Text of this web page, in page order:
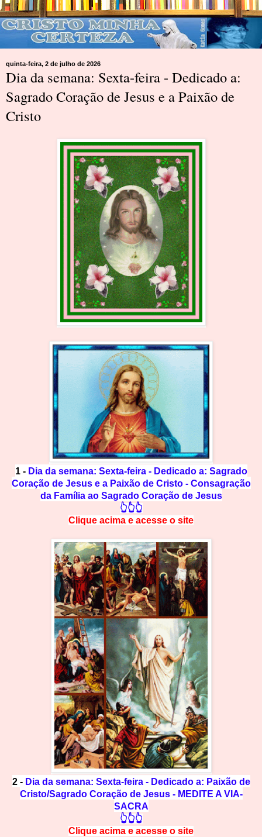
quinta-feira, 2 de julho de 2026
Dia da semana: Sexta-feira - Dedicado a:
Sagrado Coração de Jesus e a Paixão de
Cristo
1 - Dia da semana: Sexta-feira - Dedicado a: Sagrado
Coração de Jesus e a Paixão de Cristo - Consagração
da Família ao Sagrado Coração de Jesus
👆👆👆
Clique acima e acesse o site
2 - Dia da semana: Sexta-feira - Dedicado a: Paixão de
Cristo/Sagrado Coração de Jesus - MEDITE A VIA-
SACRA
👆👆👆
Clique acima e acesse o site